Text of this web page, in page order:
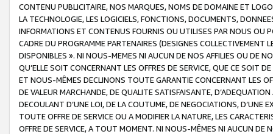
CONTENU PUBLICITAIRE, NOS MARQUES, NOMS DE DOMAINE ET
LA TECHNOLOGIE, LES LOGICIELS, FONCTIONS, DOCUMENTS,
INFORMATIONS ET CONTENUS FOURNIS OU UTILISES PAR NOUS OU
CADRE DU PROGRAMME PARTENAIRES (DESIGNES COLLECTIVEMENT
DISPONIBLES ». NI NOUS-MEMES NI AUCUN DE NOS AFFILIES OU DE
QU’ELLE SOIT CONCERNANT LES OFFRES DE SERVICE, QUE CE SOIT
ET NOUS-MÊMES DECLINONS TOUTE GARANTIE CONCERNANT LES
DE VALEUR MARCHANDE, DE QUALITE SATISFAISANTE,
DECOULANT D’UNE LOI, DE LA COUTUME, DE NEGOCIATIONS, D’UNE
TOUTE OFFRE DE SERVICE OU A MODIFIER LA NATURE, LES
OFFRE DE SERVICE, A TOUT MOMENT. NI NOUS-MÊMES NI AUCUN DE